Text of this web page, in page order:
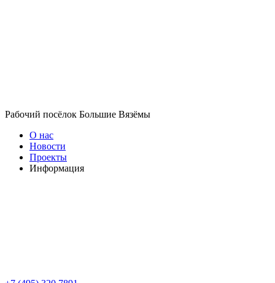
Рабочий посёлок Большие Вязёмы
О нас
Новости
Проекты
Информация